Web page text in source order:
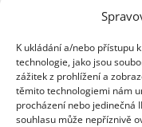
K ukládání a/nebo přístupu
technologie, jako jsou
zážitek z prohlížení a
těmito technologiemi nám
procházení nebo jedinečná
souhlasu může nepříznivě
Mohlo by vás